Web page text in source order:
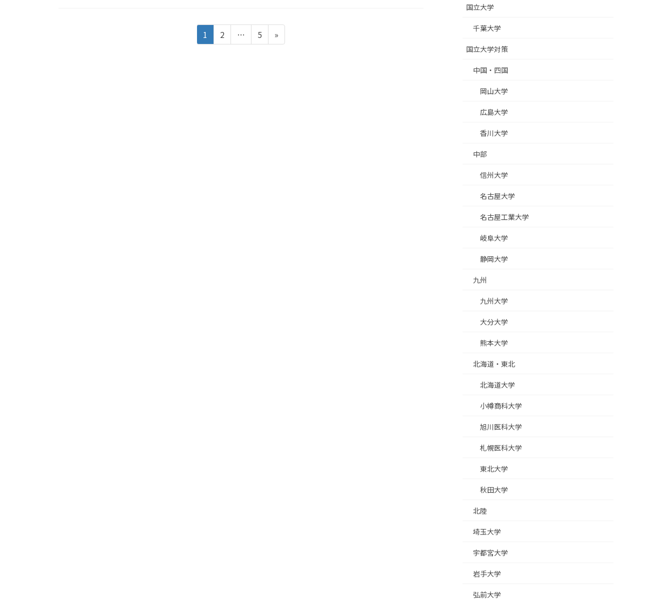
固
定
1
固
定
2 …
固
定
5 »
国立大学
千葉大学
国立大学対策
中国・四国
岡山大学
広島大学
香川大学
中部
信州大学
名古屋大学
名古屋工業大学
岐阜大学
静岡大学
九州
九州大学
大分大学
熊本大学
北海道・東北
北海道大学
小樽商科大学
旭川医科大学
札幌医科大学
東北大学
秋田大学
北陸
埼玉大学
宇都宮大学
岩手大学
弘前大学